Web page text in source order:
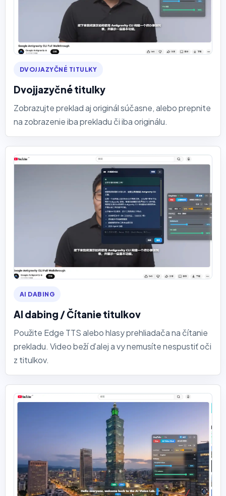
DVOJJAZYČNÉ TITULKY
Dvojjazyčné titulky
Zobrazujte preklad aj originál súčasne, alebo prepnite
na zobrazenie iba prekladu či iba originálu.
AI DABING
AI dabing / Čítanie titulkov
Použite Edge TTS alebo hlasy prehliadača na čítanie
prekladu. Video beží ďalej a vy nemusíte nespustiť oči
z titulkov.